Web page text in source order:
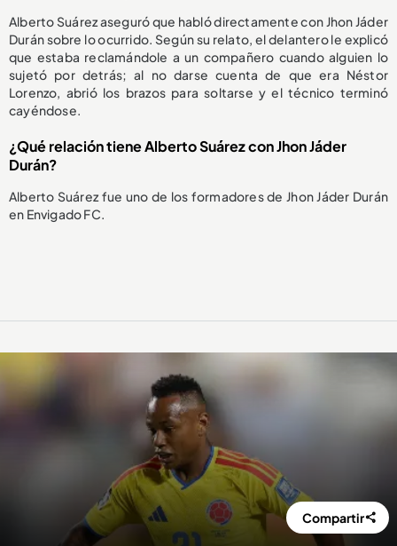
Alberto Suárez aseguró que habló directamente con Jhon Jáder
Durán sobre lo ocurrido. Según su relato, el delantero le explicó
que estaba reclamándole a un compañero cuando alguien lo
sujetó por detrás; al no darse cuenta de que era Néstor
Lorenzo, abrió los brazos para soltarse y el técnico terminó
cayéndose.
¿Qué relación tiene Alberto Suárez con Jhon Jáder
Durán?
Alberto Suárez fue uno de los formadores de Jhon Jáder Durán
en Envigado FC.
Compartir